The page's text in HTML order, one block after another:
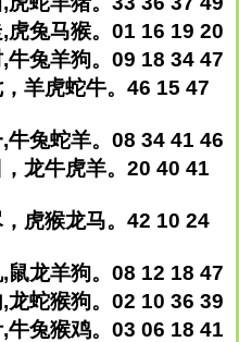
虎兔马猴。01 16 19 20
牛兔羊狗。09 18 34 47
羊虎蛇牛。46 15 47
牛兔蛇羊。08 34 41 46
龙牛虎羊。20 40 41
虎猴龙马。42 10 24
鼠龙羊狗。08 12 18 47
龙蛇猴狗。02 10 36 39
牛兔猴鸡。03 06 18 41